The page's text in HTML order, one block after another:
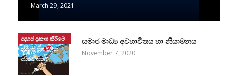
March 29, 2021
අදහස් ප්‍රකාශ කිරීමේ
නිදහස සහ මූලික
අයිතිවාසිකම්
සමාජ මාධ්‍ය අවභාවිතය හා නියාමනය
November 7, 2020